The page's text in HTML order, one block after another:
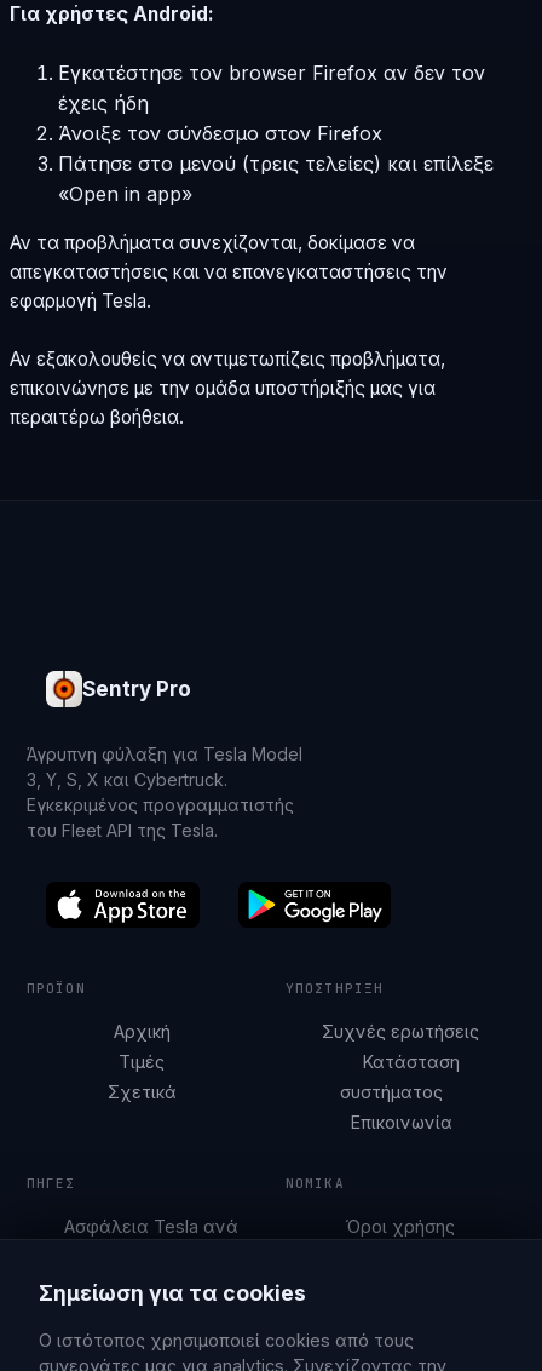
Για χρήστες Android:
Εγκατέστησε τον browser Firefox αν δεν τον
έχεις ήδη
Άνοιξε τον σύνδεσμο στον Firefox
Πάτησε στο μενού (τρεις τελείες) και επίλεξε
«Open in app»
Αν τα προβλήματα συνεχίζονται, δοκίμασε να
απεγκαταστήσεις και να επανεγκαταστήσεις την
εφαρμογή Tesla.
Αν εξακολουθείς να αντιμετωπίζεις προβλήματα,
επικοινώνησε με την ομάδα υποστήριξής μας για
περαιτέρω βοήθεια.
Sentry Pro
Άγρυπνη φύλαξη για Tesla Model
3, Y, S, X και Cybertruck.
Εγκεκριμένος προγραμματιστής
του Fleet API της Tesla.
ΠΡΟΪΌΝ
Αρχική
Τιμές
Σχετικά
ΥΠΟΣΤΉΡΙΞΗ
Συχνές ερωτήσεις
Κατάσταση
συστήματος
Επικοινωνία
ΠΗΓΈΣ
Ασφάλεια Tesla ανά
Οδηγοί στάθμευσης
ΝΟΜΙΚΆ
Όροι χρήσης
Σημείωση για τα cookies
Ο ιστότοπος χρησιμοποιεί cookies από τους
συνεργάτες μας για analytics. Συνεχίζοντας την